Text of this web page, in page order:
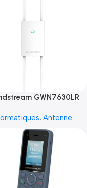
GWN7630LR
, Antenne